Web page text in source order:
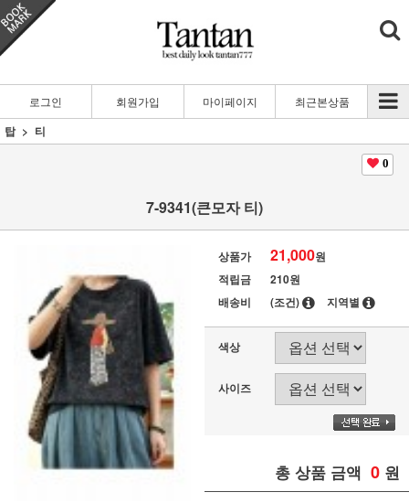
로그인 회원가입 마이페이지 최근본상품
탑 티
0
7-9341(큰모자 티)
상품가 21,000원
적립금
210원
배송비
(조건) 지역별
색상
사이즈
총 상품 금액 0 원